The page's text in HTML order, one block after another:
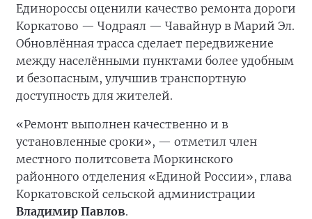
Единороссы оценили качество ремонта дороги
Коркатово — Чодраял — Чавайнур в Марий Эл.
Обновлённая трасса сделает передвижение
между населёнными пунктами более удобным
и безопасным, улучшив транспортную
доступность для жителей.
«Ремонт выполнен качественно и в
установленные сроки», — отметил член
местного политсовета Моркинского
районного отделения «Единой России», глава
Коркатовской сельской администрации
Владимир Павлов.